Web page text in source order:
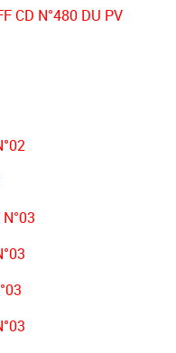
CD N°480 DU PV